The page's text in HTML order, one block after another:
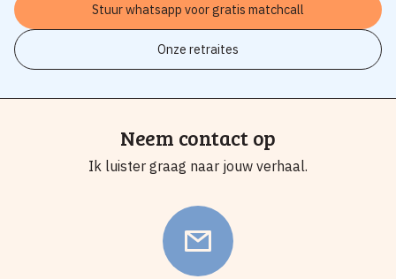
Stuur whatsapp voor gratis matchcall
Onze retraites
Neem contact op
Ik luister graag naar jouw verhaal.